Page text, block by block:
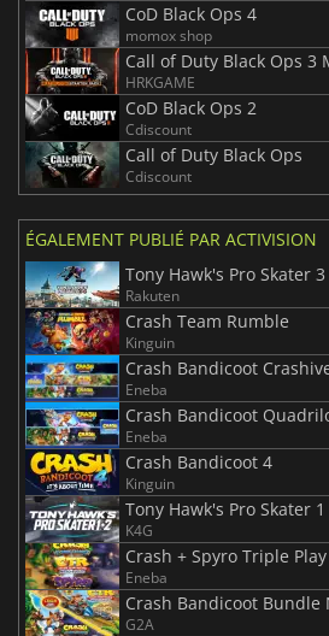
CoD Black Ops 4
momox shop
HRKGAME
CoD Black Ops 2
Cdiscount
Call of Duty Black Ops
Cdiscount
ÉGALEMENT PUBLIÉ PAR ACTIVISION
Tony Hawk's Pro Skater
Rakuten
Crash Team Rumble
Kinguin
Crash Bandicoot
Eneba
Crash Bandicoot
Eneba
Crash Bandicoot 4
Kinguin
Tony Hawk's Pro Skater 1
K4G
Crash + Spyro Triple
Eneba
G2A